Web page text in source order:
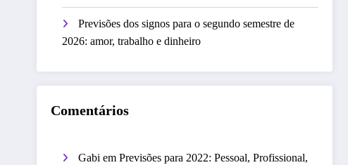
Previsões dos signos para o segundo semestre de
2026: amor, trabalho e dinheiro
Comentários
Gabi emPrevisões para 2022: Pessoal, Profissional,